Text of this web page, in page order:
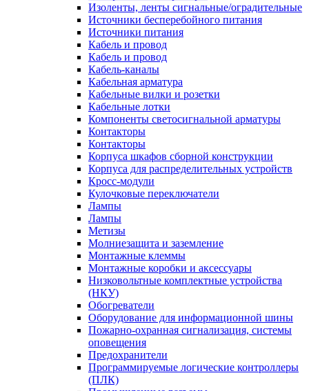
Изоленты, ленты сигнальные/оградительные
Источники бесперебойного питания
Источники питания
Кабель и провод
Кабель и провод
Кабель-каналы
Кабельная арматура
Кабельные вилки и розетки
Кабельные лотки
Компоненты светосигнальной арматуры
Контакторы
Контакторы
Корпуса шкафов сборной конструкции
Корпуса для распределительных устройств
Кросс-модули
Кулочковые переключатели
Лампы
Лампы
Метизы
Молниезащита и заземление
Монтажные клеммы
Монтажные коробки и аксессуары
Низковольтные комплектные устройства
(НКУ)
Обогреватели
Оборудование для информационной шины
Пожарно-охранная сигнализация, системы
оповещения
Предохранители
Программируемые логические контроллеры
(ПЛК)